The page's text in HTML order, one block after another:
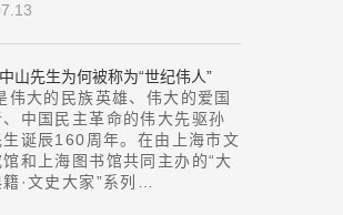
山先生为何被称为“世纪伟人”
伟大的民族英雄、伟大的爱国
、中国民主革命的伟大先驱孙
生诞辰160周年。在由上海市文
和上海图书馆共同主办的“大
·文史大家”系列…